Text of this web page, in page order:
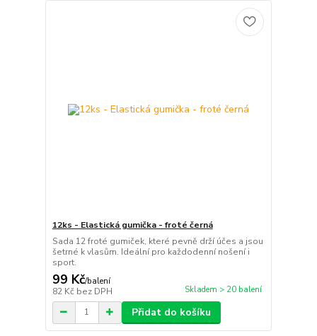
12ks - Elastická gumička - froté černá
Sada 12 froté gumiček, které pevně drží účes a jsou
šetrné k vlasům. Ideální pro každodenní nošení i
sport.
99 Kč/balení
82 Kč bez DPH Skladem > 20 balení
Přidat do košíku